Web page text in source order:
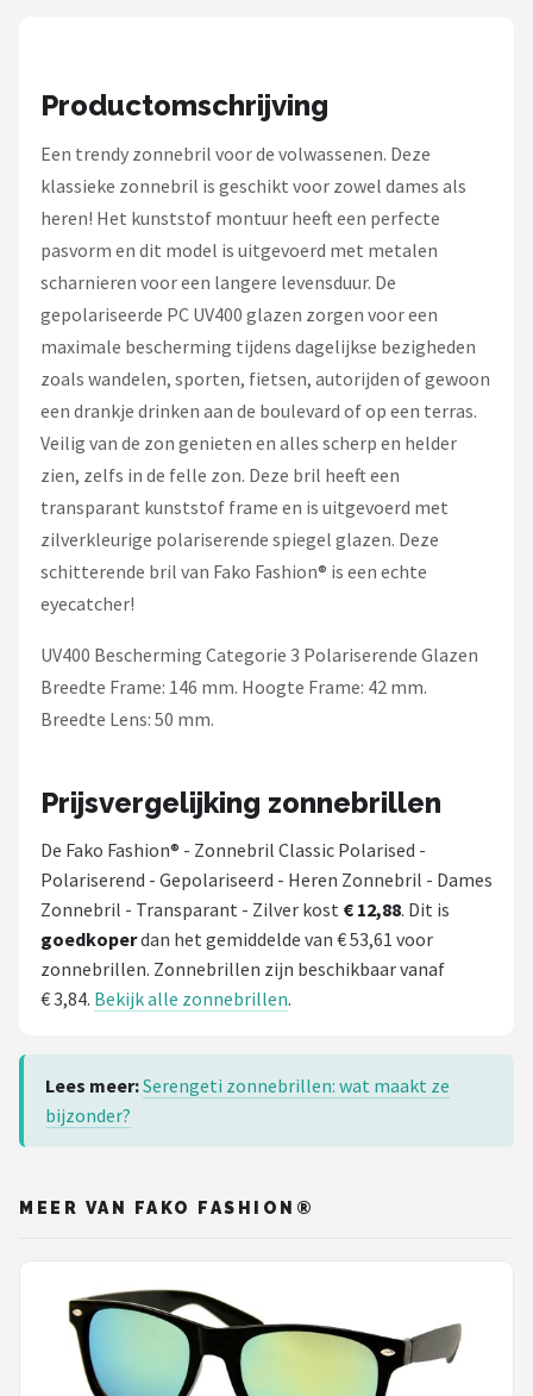
Productomschrijving
Een trendy zonnebril voor de volwassenen. Deze
klassieke zonnebril is geschikt voor zowel dames als
heren! Het kunststof montuur heeft een perfecte
pasvorm en dit model is uitgevoerd met metalen
scharnieren voor een langere levensduur. De
gepolariseerde PC UV400 glazen zorgen voor een
maximale bescherming tijdens dagelijkse bezigheden
zoals wandelen, sporten, fietsen, autorijden of gewoon
een drankje drinken aan de boulevard of op een terras.
Veilig van de zon genieten en alles scherp en helder
zien, zelfs in de felle zon. Deze bril heeft een
transparant kunststof frame en is uitgevoerd met
zilverkleurige polariserende spiegel glazen. Deze
schitterende bril van Fako Fashion® is een echte
eyecatcher!
UV400 Bescherming Categorie 3 Polariserende Glazen
Breedte Frame: 146 mm. Hoogte Frame: 42 mm.
Breedte Lens: 50 mm.
Prijsvergelijking zonnebrillen
De Fako Fashion® - Zonnebril Classic Polarised -
Polariserend - Gepolariseerd - Heren Zonnebril - Dames
Zonnebril - Transparant - Zilver kost € 12,88. Dit is
goedkoperdan het gemiddelde van € 53,61 voor
zonnebrillen. Zonnebrillen zijn beschikbaar vanaf
€ 3,84. Bekijk alle zonnebrillen.
Lees meer:Serengeti zonnebrillen: wat maakt ze
bijzonder?
MEER VAN FAKO FASHION®